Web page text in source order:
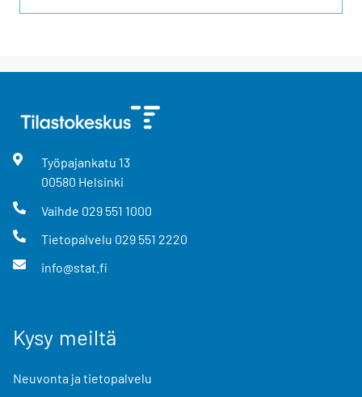
Työpajankatu 13
00580 Helsinki
Vaihde 029 551 1000
Tietopalvelu 029 551 2220
info@stat.fi
Kysy meiltä
Neuvonta ja tietopalvelu